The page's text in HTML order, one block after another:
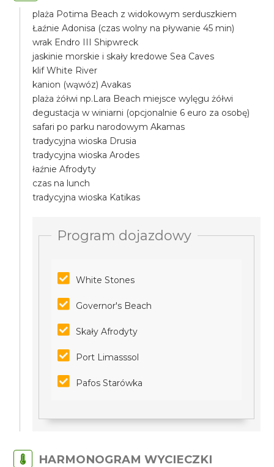
plaża Potima Beach z widokowym serduszkiem
Łaźnie Adonisa (czas wolny na pływanie 45 min)
wrak Endro III Shipwreck
jaskinie morskie i skały kredowe Sea Caves
klif White River
kanion (wąwóz) Avakas
plaża żółwi np.Lara Beach miejsce wylęgu żółwi
degustacja w winiarni (opcjonalnie 6 euro za osobę)
safari po parku narodowym Akamas
tradycyjna wioska Drusia
tradycyjna wioska Arodes
łaźnie Afrodyty
czas na lunch
tradycyjna wioska Katikas
Program dojazdowy
White Stones
Governor's Beach
Skały Afrodyty
Port Limasssol
Pafos Starówka
HARMONOGRAM WYCIECZKI